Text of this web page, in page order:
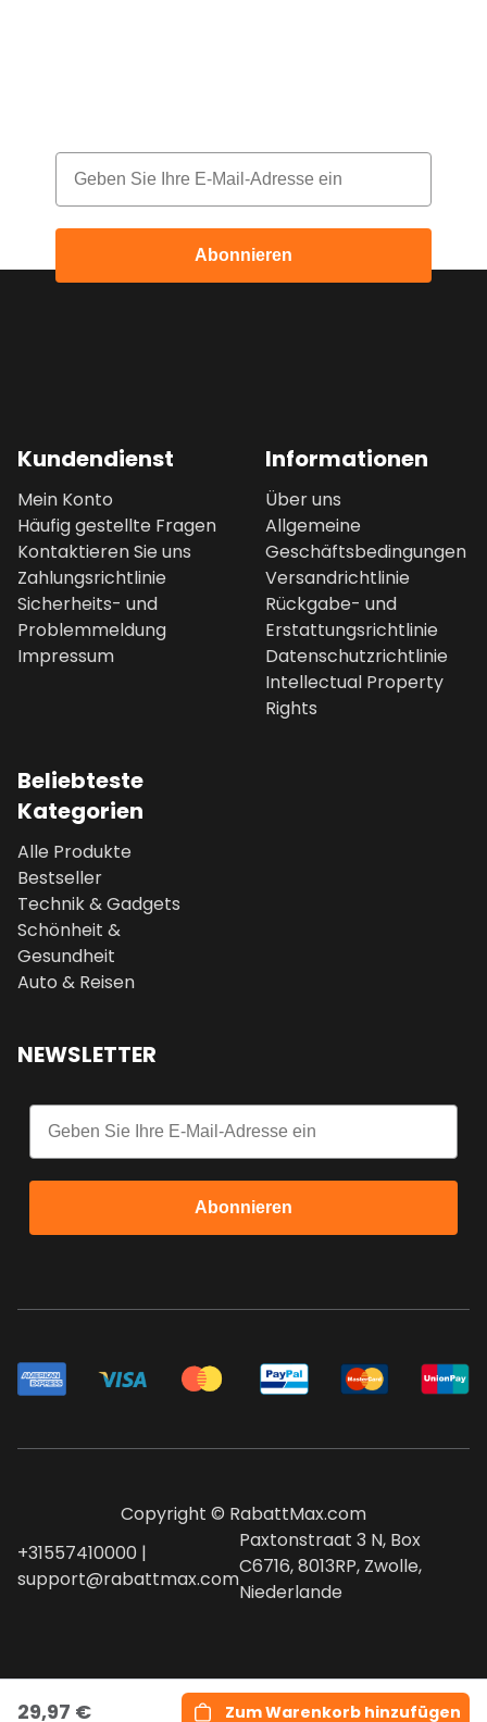
Email
Abonnieren
Kundendienst
Mein Konto
Häufig gestellte Fragen
Kontaktieren Sie uns
Zahlungsrichtlinie
Sicherheits- und
Problemmeldung
Impressum
Informationen
Über uns
Allgemeine
Geschäftsbedingungen
Versandrichtlinie
Rückgabe- und
Erstattungsrichtlinie
Datenschutzrichtlinie
Intellectual Property
Rights
Beliebteste
Kategorien
Alle Produkte
Bestseller
Technik & Gadgets
Schönheit &
Gesundheit
Auto & Reisen
NEWSLETTER
Email
Abonnieren
Copyright © RabattMax.com
+31557410000 |
support@rabattmax.com
Paxtonstraat 3 N, Box
C6716, 8013RP, Zwolle,
Niederlande
29,97 € Zum Warenkorb hinzufügen